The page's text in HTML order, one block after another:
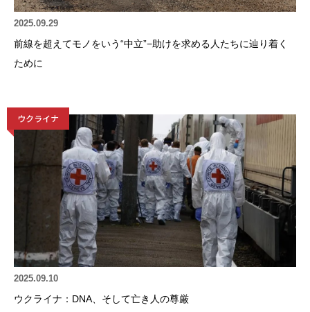
2025.09.29
前線を超えてモノをいう“中立”−助けを求める人たちに辿り着く
ために
ウクライナ
2025.09.10
ウクライナ：DNA、そして亡き人の尊厳